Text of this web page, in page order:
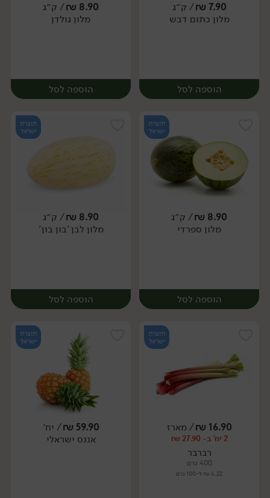
יח׳ יח׳
7.90
₪/ ק״ג
מלון כתום דבש
הוספה לסל
יח׳
8.90
₪/ ק״ג
מלון גולדן
הוספה לסל
יח׳
תוצרת
ישראל
8.90
₪/ ק״ג
מלון ספרדי
הוספה לסל
יח׳
תוצרת
ישראל
8.90
₪/ ק״ג
מלון לבן 'בון בון'
הוספה לסל
יח׳
תוצרת
ישראל
16.90
₪/ מארז
2 יח' ב- 27.90 ₪
רברבר
400 גרם
4.22 ₪ ל-100 גרם
תוצרת
ישראל
59.90
₪/ יח׳
אננס ישראלי